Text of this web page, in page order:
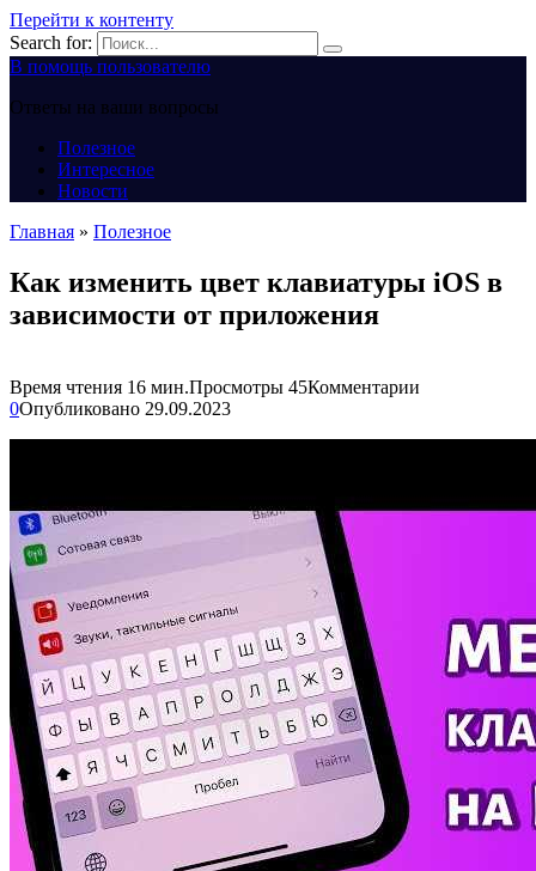
Перейти к контенту
Search for:
В помощь пользователю
Ответы на ваши вопросы
Полезное
Интересное
Новости
Главная » Полезное
Как изменить цвет клавиатуры iOS в
зависимости от приложения
Время чтения 16 мин.Просмотры 45Комментарии
0Опубликовано 29.09.2023